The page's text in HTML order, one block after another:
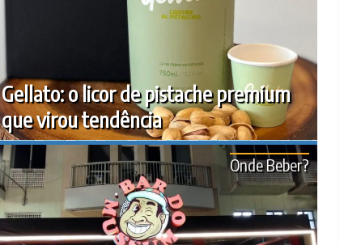
Gellato: o licor de pistache premium
que virou tendência
Onde Beber?